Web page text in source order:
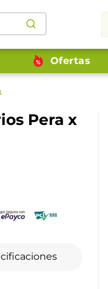
Ofertas
Pera x